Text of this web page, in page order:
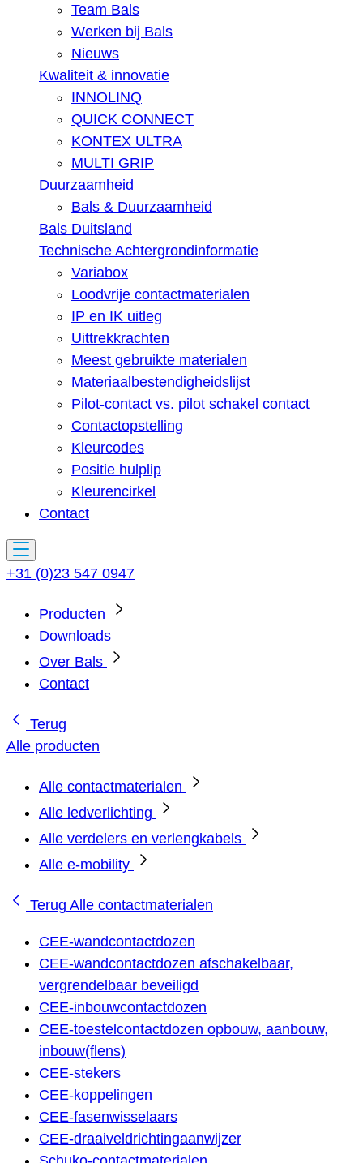
Team Bals
Werken bij Bals
Nieuws
Kwaliteit & innovatie
INNOLINQ
QUICK CONNECT
KONTEX ULTRA
MULTI GRIP
Duurzaamheid
Bals & Duurzaamheid
Bals Duitsland
Technische Achtergrondinformatie
Variabox
Loodvrije contactmaterialen
IP en IK uitleg
Uittrekkrachten
Meest gebruikte materialen
Materiaalbestendigheidslijst
Pilot-contact vs. pilot schakel contact
Contactopstelling
Kleurcodes
Positie hulplip
Kleurencirkel
Contact
+31 (0)23 547 0947
Producten
Downloads
Over Bals
Contact
Terug
Alle producten
Alle contactmaterialen
Alle ledverlichting
Alle verdelers en verlengkabels
Alle e-mobility
Terug Alle contactmaterialen
CEE-wandcontactdozen
CEE-wandcontactdozen afschakelbaar,
vergrendelbaar beveiligd
CEE-inbouwcontactdozen
CEE-toestelcontactdozen opbouw, aanbouw,
inbouw(flens)
CEE-stekers
CEE-koppelingen
CEE-fasenwisselaars
CEE-draaiveldrichtingaanwijzer